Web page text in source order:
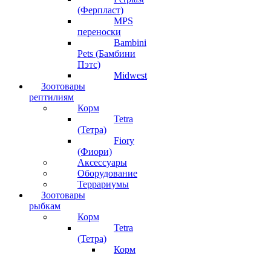
(Ферпласт)
MPS
переноски
Bambini
Pets (Бамбини
Пэтс)
Midwest
Зоотовары
рептилиям
Корм
Tetra
(Тетра)
Fiory
(Фиори)
Аксессуары
Оборудование
Террариумы
Зоотовары
рыбкам
Корм
Tetra
(Тетра)
Корм